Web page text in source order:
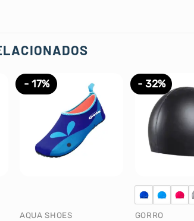
- 17%
AQUA SHOES
- 32%
GORRO